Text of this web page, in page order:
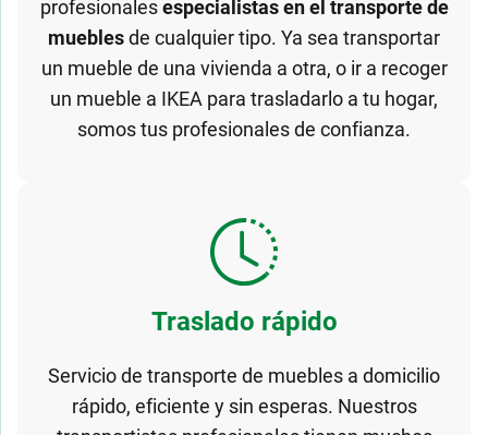
profesionalesespecialistas en el transporte de
mueblesde cualquier tipo. Ya sea transportar
un mueble de una vivienda a otra, o ir a recoger
un mueble a IKEA para trasladarlo a tu hogar,
somos tus profesionales de confianza.
Traslado rápido
Servicio de transporte de muebles a domicilio
rápido, eficiente y sin esperas. Nuestros